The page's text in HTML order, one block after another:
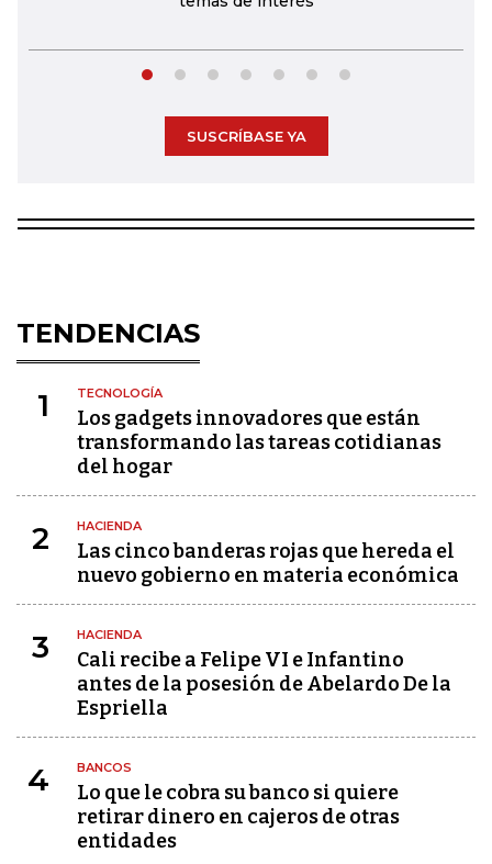
SUSCRÍBASE YA
TENDENCIAS
1 TECNOLOGÍA
Los gadgets innovadores que están
transformando las tareas cotidianas
del hogar
2 HACIENDA
Las cinco banderas rojas que hereda el
nuevo gobierno en materia económica
3 HACIENDA
Cali recibe a Felipe VI e Infantino
antes de la posesión de Abelardo De la
Espriella
4 BANCOS
Lo que le cobra su banco si quiere
retirar dinero en cajeros de otras
entidades